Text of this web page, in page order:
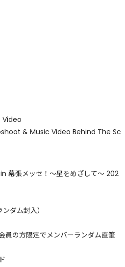
Video
& Music Video Behind The Sc
幕張メッセ！〜星をめざして〜 202
ダム封入）
員の方限定でメンバーランダム直筆